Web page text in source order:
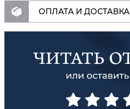
ОПЛАТА И ДОСТАВКА